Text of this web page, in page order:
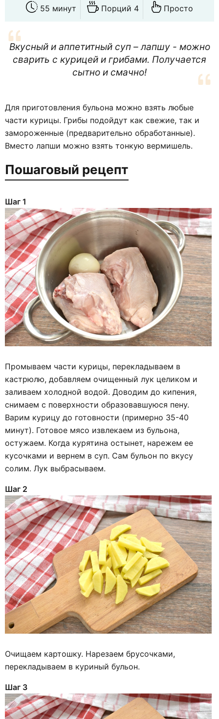
55 минут Порций 4 Просто
Вкусный и аппетитный суп – лапшу - можно
сварить с курицей и грибами. Получается
сытно и смачно!
Для приготовления бульона можно взять любые
части курицы. Грибы подойдут как свежие, так и
замороженные (предварительно обработанные).
Вместо лапши можно взять тонкую вермишель.
Пошаговый рецепт
Шаг 1
Промываем части курицы, перекладываем в
кастрюлю, добавляем очищенный лук целиком и
заливаем холодной водой. Доводим до кипения,
снимаем с поверхности образовавшуюся пену.
Варим курицу до готовности (примерно 35-40
минут). Готовое мясо извлекаем из бульона,
остужаем. Когда курятина остынет, нарежем ее
кусочками и вернем в суп. Сам бульон по вкусу
солим. Лук выбрасываем.
Шаг 2
Очищаем картошку. Нарезаем брусочками,
перекладываем в куриный бульон.
Шаг 3